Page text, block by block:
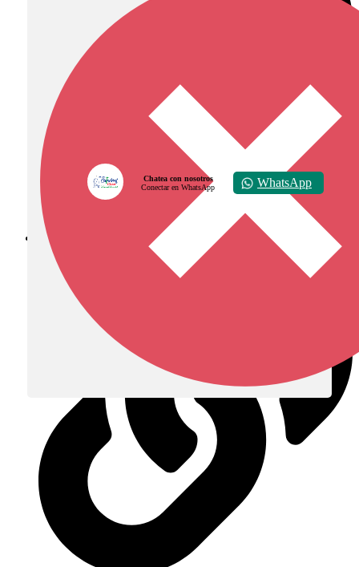
Diócesis de Zipaquirá
Chatea con nosotros
Conectar en WhatsApp
WhatsApp